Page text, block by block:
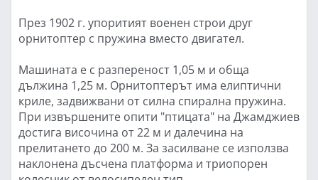
През 1902 г. упоритият военен строи друг
орнитоптер с пружина вместо двигател.
Машината е с разпереност 1,05 м и обща
дължина 1,25 м. Орнитоптерът има елиптични
криле, задвижвани от силна спирална пружина.
При извършените опити "птицата" на Джамджиев
достига височина от 22 м и далечина на
прелитането до 200 м. За засилване се използва
наклонена дъсчена платформа и триопорен